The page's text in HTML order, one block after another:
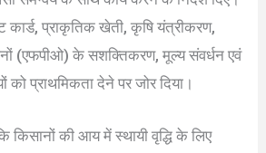
कार्ड, प्राकृतिक खेती, कृषि यंत्रीकरण,
(एफपीओ) के सशक्तिकरण, मूल्य संवर्धन एवं
को प्राथमिकता देने पर जोर दिया।
किसानों की आय में स्थायी वृद्धि के लिए